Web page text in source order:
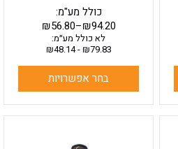
₪56.80–₪94.20
כולל מע"מ:
לא כולל מע״מ:
₪79.83
-
₪48.14
בחר אפשרויות